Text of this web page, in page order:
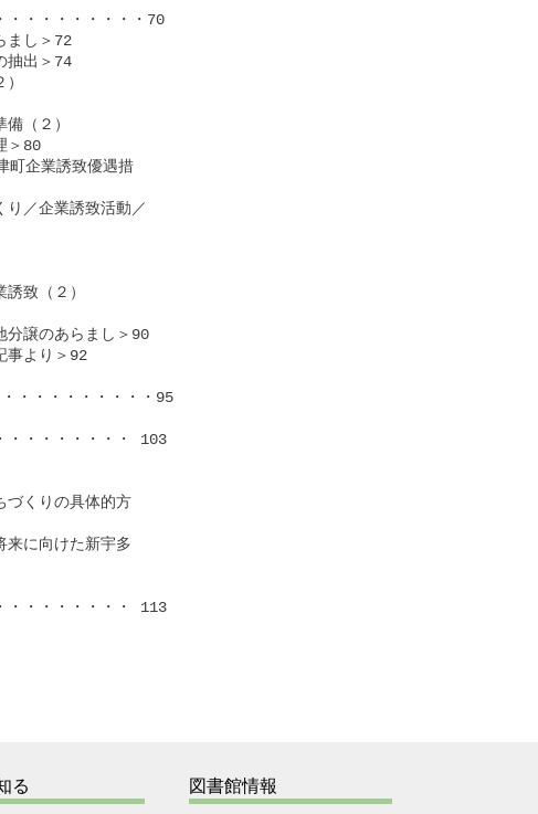
・・・・・・・・・70
し＞72
出＞74
（２）
＞80
企業誘致優遇措
／企業誘致活動／
致（２）
譲のあらまし＞90
より＞92
・・・・・・・・・95
・・・・・・・・ 103
くりの具体的方
に向けた新宇多
・・・・・・・・ 113
る 図書館情報